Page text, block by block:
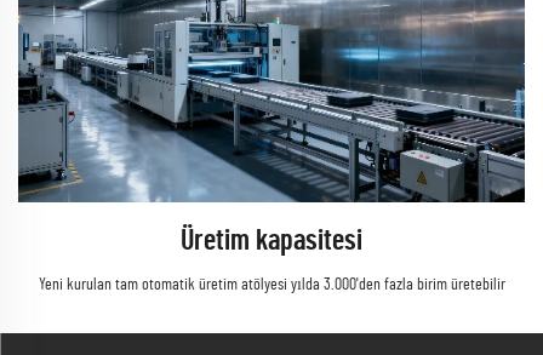
Üretim kapasitesi
Yeni kurulan tam otomatik üretim atölyesi yılda 3.000'den fazla birim üretebilir